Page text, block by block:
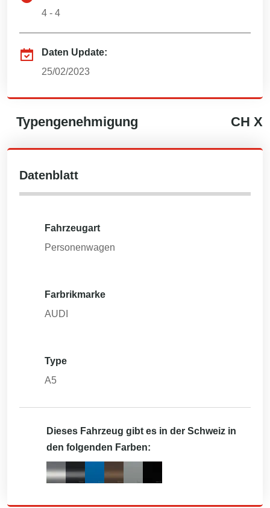
4 - 4
Daten Update:
25/02/2023
Typengenehmigung CH X
Datenblatt
Fahrzeugart
Personenwagen
Farbrikmarke
AUDI
Type
A5
Dieses Fahrzeug gibt es in der Schweiz in
den folgenden Farben: